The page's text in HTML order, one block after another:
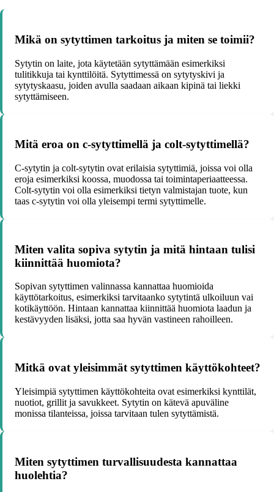
Mikä on sytyttimen tarkoitus ja miten se toimii?
Sytytin on laite, jota käytetään sytyttämään esimerkiksi
tulitikkuja tai kynttilöitä. Sytyttimessä on sytytyskivi ja
sytytyskaasu, joiden avulla saadaan aikaan kipinä tai liekki
sytyttämiseen.
Mitä eroa on c-sytyttimellä ja colt-sytyttimellä?
C-sytytin ja colt-sytytin ovat erilaisia sytyttimiä, joissa voi olla
eroja esimerkiksi koossa, muodossa tai toimintaperiaatteessa.
Colt-sytytin voi olla esimerkiksi tietyn valmistajan tuote, kun
taas c-sytytin voi olla yleisempi termi sytyttimelle.
Miten valita sopiva sytytin ja mitä hintaan tulisi
kiinnittää huomiota?
Sopivan sytyttimen valinnassa kannattaa huomioida
käyttötarkoitus, esimerkiksi tarvitaanko sytytintä ulkoiluun vai
kotikäyttöön. Hintaan kannattaa kiinnittää huomiota laadun ja
kestävyyden lisäksi, jotta saa hyvän vastineen rahoilleen.
Mitkä ovat yleisimmät sytyttimen käyttökohteet?
Yleisimpiä sytyttimen käyttökohteita ovat esimerkiksi kynttilät,
nuotiot, grillit ja savukkeet. Sytytin on kätevä apuväline
monissa tilanteissa, joissa tarvitaan tulen sytyttämistä.
Miten sytyttimen turvallisuudesta kannattaa
huolehtia?